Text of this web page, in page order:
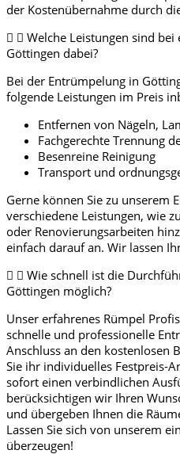
der Kostenübernahme durch
Welche Leistungen sind
Göttingen dabei?
Bei der Entrümpelung in
folgende Leistungen im Preis
Entfernen von Nägeln,
Fachgerechte Trennung
Besenreine Reinigung
Transport und
Gerne können Sie zu unserem
verschiedene Leistungen, wie
oder Renovierungsarbeiten
einfach darauf an. Wir lassen
Wie schnell ist die
Göttingen möglich?
Unser erfahrenes Rümpel
schnelle und professionelle
Anschluss an den kostenlosen
Sie ihr individuelles Festpreis-
sofort einen verbindlichen
berücksichtigen wir Ihren
und übergeben Ihnen die
Lassen Sie sich von unserem
überzeugen!